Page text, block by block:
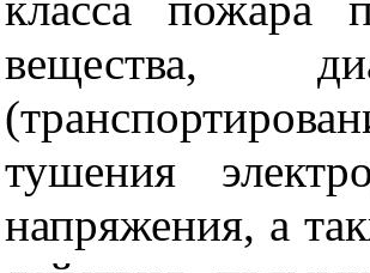
вещества,
тушения
напряжения, а